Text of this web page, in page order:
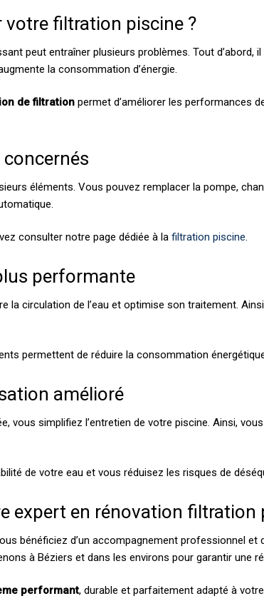
votre filtration piscine ?
peut entraîner plusieurs problèmes. Tout d’abord, il
la consommation d’énergie.
de filtration permet d’améliorer les performances
éléments. Vous pouvez remplacer la pompe,
consulter notre page dédiée à lafiltration piscine.
performante
la circulation de l’eau et optimise son traitement.
permettent de réduire la consommation
amélioré
vous simplifiez l’entretien de votre piscine. Ainsi,
de votre eau et vous réduisez les risques de
expert en rénovation filtration
bénéficiez d’un accompagnement professionnel et
à Béziers et dans les environs pour garantir une
performant, durable et parfaitement adapté à